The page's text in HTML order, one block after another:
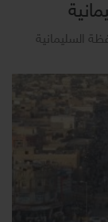
السليمانية